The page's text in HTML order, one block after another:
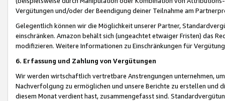
Vergütungen und/oder der Beendigung deiner Teilnahme am
Gelegentlich können wir die Möglichkeit unserer Partner,
einschränken. Amazon behält sich (ungeachtet etwaiger Fristen) das
modifizieren. Weitere Informationen zu Einschränkungen für
6. Erfassung und Zahlung von Vergütungen
Wir werden wirtschaftlich vertretbare Anstrengungen unternehmen,
Nachverfolgung zu ermöglichen und unsere Berichte zu erstellen und
diesem Monat verdient hast, zusammengefasst sind.